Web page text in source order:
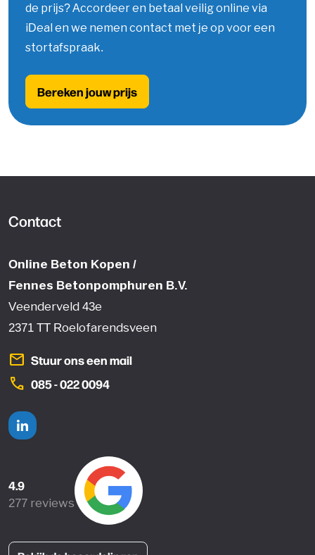
de prijs? Accordeer en betaal veilig online via
iDeal en we nemen contact met je op voor een
stortafspraak.
Bereken jouw prijs
Contact
Online Beton Kopen /
Fennes Betonpomphuren B.V.
Veenderveld 43e
2371 TT Roelofarendsveen
mail Stuur ons een mail
phone 085 - 022 0094
Linkedin
4.9
277 reviews